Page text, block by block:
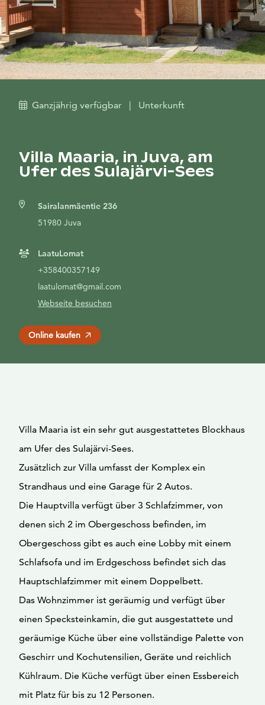
Ganzjährig verfügbar | Unterkunft
Villa Maaria, in Juva, am
Ufer des Sulajärvi-Sees
Sairalanmäentie 236
51980 Juva
LaatuLomat
+358400357149
laatulomat@gmail.com
Webseite besuchen
Online kaufen
Villa Maaria ist ein sehr gut ausgestattetes Blockhaus
am Ufer des Sulajärvi-Sees.
Zusätzlich zur Villa umfasst der Komplex ein
Strandhaus und eine Garage für 2 Autos.
Die Hauptvilla verfügt über 3 Schlafzimmer, von
denen sich 2 im Obergeschoss befinden, im
Obergeschoss gibt es auch eine Lobby mit einem
Schlafsofa und im Erdgeschoss befindet sich das
Hauptschlafzimmer mit einem Doppelbett.
Das Wohnzimmer ist geräumig und verfügt über
einen Specksteinkamin, die gut ausgestattete und
geräumige Küche über eine vollständige Palette von
Geschirr und Kochutensilien, Geräte und reichlich
Kühlraum. Die Küche verfügt über einen Essbereich
mit Platz für bis zu 12 Personen.